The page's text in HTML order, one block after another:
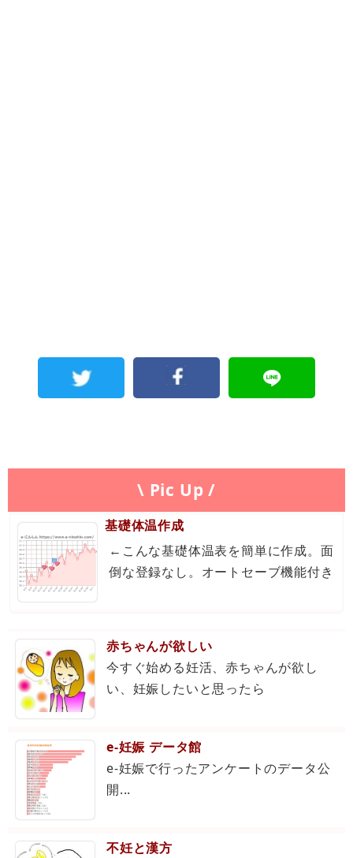
\ Pic Up /
基礎体温作成
←こんな基礎体温表を簡単に作成。面
倒な登録なし。オートセーブ機能付き
赤ちゃんが欲しい
今すぐ始める妊活、赤ちゃんが欲し
い、妊娠したいと思ったら
e-妊娠 データ館
e-妊娠で行ったアンケートのデータ公
開...
不妊と漢方